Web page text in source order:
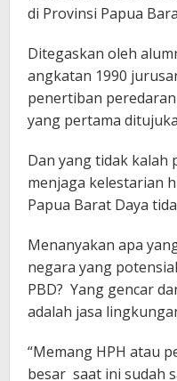
di Provinsi Papua
Ditegaskan oleh
angkatan 1990
penertiban
yang pertama
Dan yang tidak kalah
menjaga kelestarian
Papua Barat Daya
Menanyakan apa
negara yang
PBD? Yang gencar
adalah jasa
“Memang HPH atau
besar saat ini sudah